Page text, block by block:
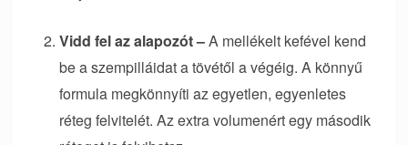
Vidd fel az alapozót –A mellékelt kefével kend
be a szempilláidat a tövétől a végéig. A könnyű
formula megkönnyíti az egyetlen, egyenletes
réteg felvitelét. Az extra volumenért egy második